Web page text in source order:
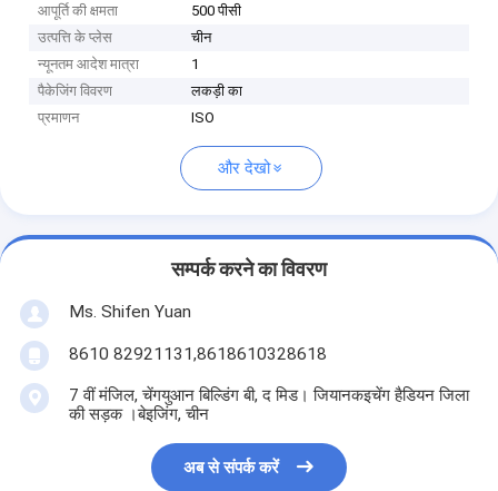
आपूर्ति की क्षमता
500 पीसी
उत्पत्ति के प्लेस
चीन
न्यूनतम आदेश मात्रा
1
पैकेजिंग विवरण
लकड़ी का
प्रमाणन
ISO
और देखो
सम्पर्क करने का विवरण
Ms. Shifen Yuan
8610 82921131,8618610328618
7 वीं मंजिल, चेंगयुआन बिल्डिंग बी, द मिड। जियानकइचेंग हैडियन जिला
की सड़क ।बेइजिंग, चीन
अब से संपर्क करें